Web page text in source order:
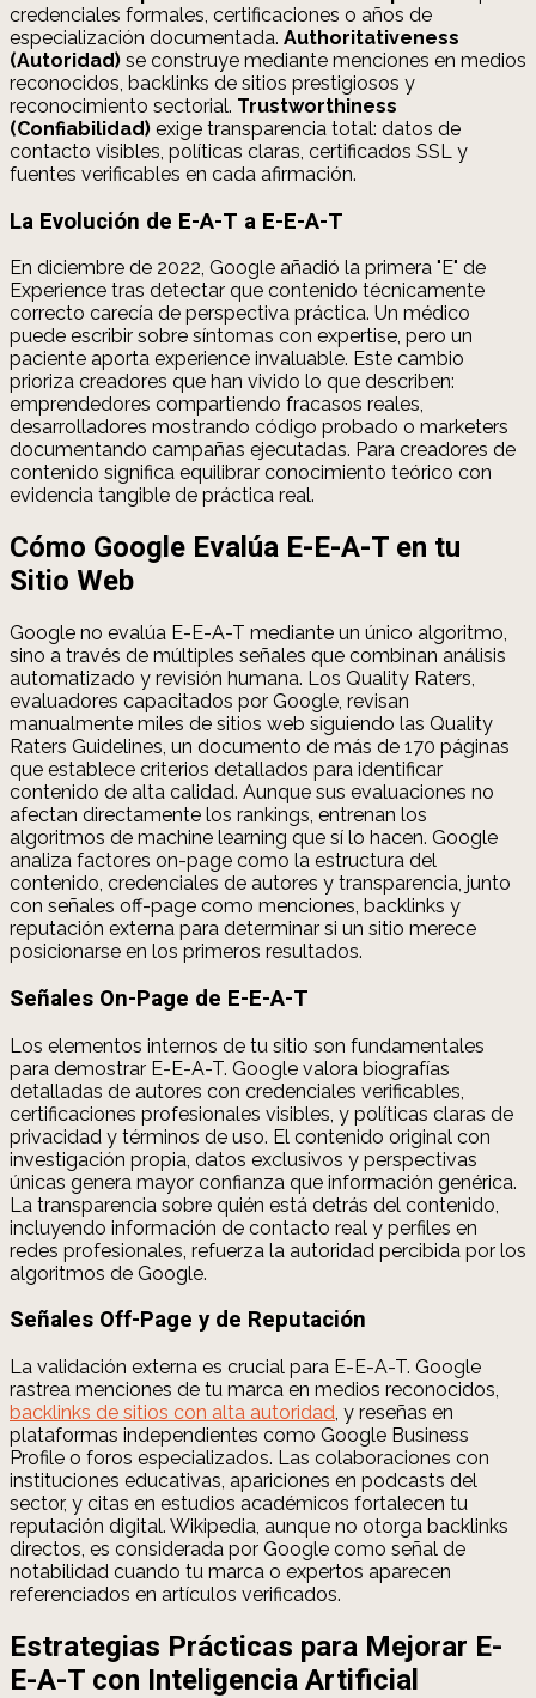
credenciales formales, certificaciones o años de
especialización documentada. Authoritativeness
(Autoridad) se construye mediante menciones en medios
reconocidos, backlinks de sitios prestigiosos y
reconocimiento sectorial. Trustworthiness
(Confiabilidad) exige transparencia total: datos de
contacto visibles, políticas claras, certificados SSL y
fuentes verificables en cada afirmación.
La Evolución de E-A-T a E-E-A-T
En diciembre de 2022, Google añadió la primera "E" de
Experience tras detectar que contenido técnicamente
correcto carecía de perspectiva práctica. Un médico
puede escribir sobre síntomas con expertise, pero un
paciente aporta experience invaluable. Este cambio
prioriza creadores que han vivido lo que describen:
emprendedores compartiendo fracasos reales,
desarrolladores mostrando código probado o marketers
documentando campañas ejecutadas. Para creadores de
contenido significa equilibrar conocimiento teórico con
evidencia tangible de práctica real.
Cómo Google Evalúa E-E-A-T en tu
Sitio Web
Google no evalúa E-E-A-T mediante un único algoritmo,
sino a través de múltiples señales que combinan análisis
automatizado y revisión humana. Los Quality Raters,
evaluadores capacitados por Google, revisan
manualmente miles de sitios web siguiendo las Quality
Raters Guidelines, un documento de más de 170 páginas
que establece criterios detallados para identificar
contenido de alta calidad. Aunque sus evaluaciones no
afectan directamente los rankings, entrenan los
algoritmos de machine learning que sí lo hacen. Google
analiza factores on-page como la estructura del
contenido, credenciales de autores y transparencia, junto
con señales off-page como menciones, backlinks y
reputación externa para determinar si un sitio merece
posicionarse en los primeros resultados.
Señales On-Page de E-E-A-T
Los elementos internos de tu sitio son fundamentales
para demostrar E-E-A-T. Google valora biografías
detalladas de autores con credenciales verificables,
certificaciones profesionales visibles, y políticas claras de
privacidad y términos de uso. El contenido original con
investigación propia, datos exclusivos y perspectivas
únicas genera mayor confianza que información genérica.
La transparencia sobre quién está detrás del contenido,
incluyendo información de contacto real y perfiles en
redes profesionales, refuerza la autoridad percibida por los
algoritmos de Google.
Señales Off-Page y de Reputación
La validación externa es crucial para E-E-A-T. Google
rastrea menciones de tu marca en medios reconocidos,
backlinks de sitios con alta autoridad, y reseñas en
plataformas independientes como Google Business
Profile o foros especializados. Las colaboraciones con
instituciones educativas, apariciones en podcasts del
sector, y citas en estudios académicos fortalecen tu
reputación digital. Wikipedia, aunque no otorga backlinks
directos, es considerada por Google como señal de
notabilidad cuando tu marca o expertos aparecen
referenciados en artículos verificados.
Estrategias Prácticas para Mejorar E-
E-A-T con Inteligencia Artificial